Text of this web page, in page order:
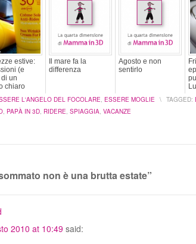
estive:
(e
un
chiaro
Il mare fa la
differenza
Agosto e non
sentirlo
L'ANGELO DEL FOCOLARE ESSERE MOGLIE \ TAGGED:
PAPÀ IN 3D RIDERE SPIAGGIA VACANZE
non è una brutta estate”
2010 at 10:49 said: